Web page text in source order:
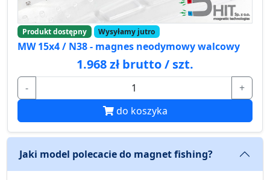
Produkt dostępny Wysyłamy jutro
MW 15x4 / N38 - magnes neodymowy walcowy
1.968 zł brutto / szt.
-
+
do koszyka
Jaki model polecacie do magnet fishing?